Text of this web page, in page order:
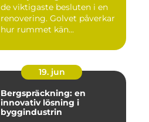
de viktigaste besluten i en
renovering. Golvet påverkar
hur rummet kän...
19. jun
Bergspräckning: en
innovativ lösning i
byggindustrin